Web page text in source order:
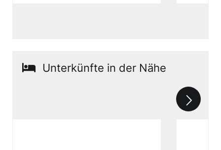
Unterkünfte in der Nähe